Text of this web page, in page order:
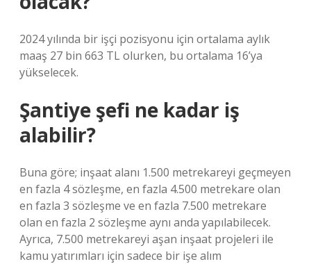
2024 yılında bir işçi pozisyonu için ortalama aylık
maaş 27 bin 663 TL olurken, bu ortalama 16’ya
yükselecek.
Şantiye şefi ne kadar iş
alabilir?
Buna göre; inşaat alanı 1.500 metrekareyi geçmeyen
en fazla 4 sözleşme, en fazla 4.500 metrekare olan
en fazla 3 sözleşme ve en fazla 7.500 metrekare
olan en fazla 2 sözleşme aynı anda yapılabilecek.
Ayrıca, 7.500 metrekareyi aşan inşaat projeleri ile
kamu yatırımları için sadece bir işe alım